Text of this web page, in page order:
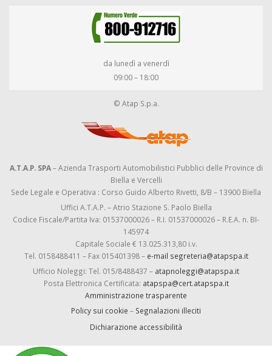
da lunedì a venerdì
09:00 – 18:00
© Atap S.p.a.
A.T.A.P. SPA– Azienda Trasporti Automobilistici Pubblici delle Province di
Biella e Vercelli
Sede Legale e Operativa : Corso Guido Alberto Rivetti, 8/B – 13900 Biella
Uffici A.T.A.P. – Atrio Stazione S. Paolo Biella
Codice Fiscale/Partita Iva: 01537000026 – R.I. 01537000026 – R.E.A. n. BI-
145974
Capitale Sociale € 13.025.313,80 i.v.
Tel. 0158488411 – Fax 015401398 – e-mail segreteria@atapspa.it
Ufficio Noleggi: Tel. 015/8488437 – atapnoleggi@atapspa.it
Posta Elettronica Certificata: atapspa@cert.atapspa.it
Amministrazione trasparente
Policy sui cookie – Segnalazioni illeciti
Dichiarazione accessibilità